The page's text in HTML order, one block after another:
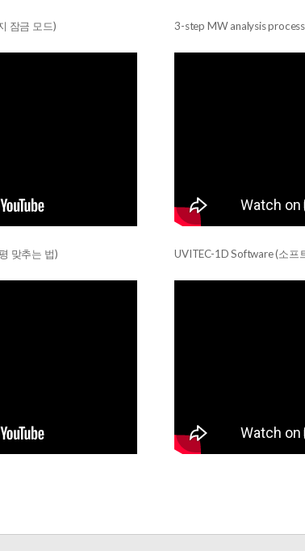
잠금 모드) 3-step MW analysis
맞추는 법) UVITEC-1D Software (소프